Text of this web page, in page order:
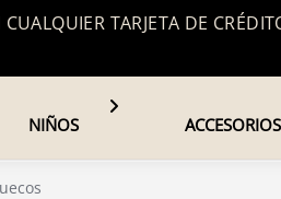
TARJETA DE
NIÑOS ACCESORIOS